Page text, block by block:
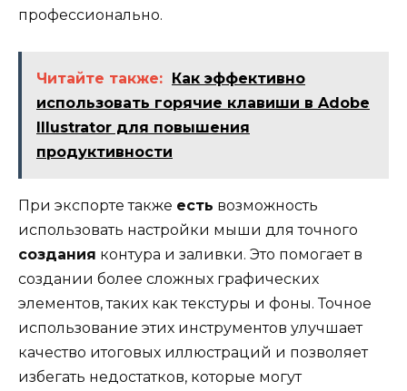
профессионально.
Читайте также: Как эффективно
использовать горячие клавиши в Adobe
Illustrator для повышения
продуктивности
При экспорте также есть возможность
использовать настройки мыши для точного
создания контура и заливки. Это помогает в
создании более сложных графических
элементов, таких как текстуры и фоны. Точное
использование этих инструментов улучшает
качество итоговых иллюстраций и позволяет
избегать недостатков, которые могут